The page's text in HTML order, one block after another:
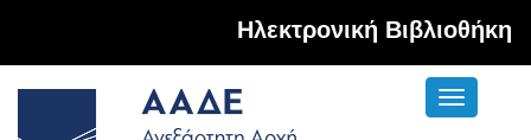
Hλεκτρονική Βιβλιοθήκη
Toggle